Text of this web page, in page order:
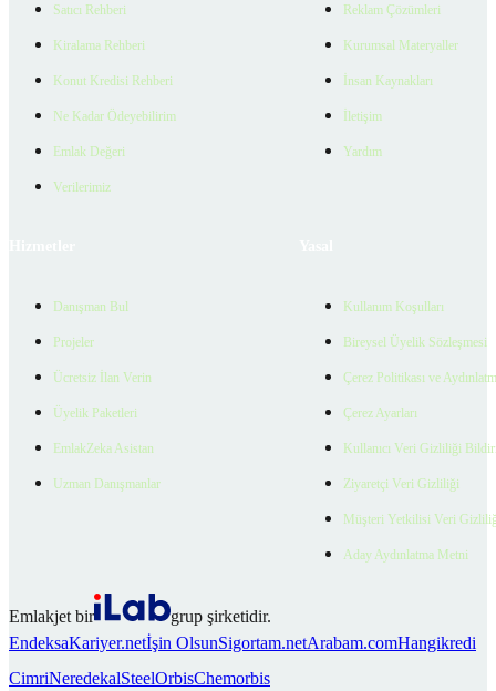
Satıcı Rehberi
Kiralama Rehberi
Konut Kredisi Rehberi
Ne Kadar Ödeyebilirim
Emlak Değeri
Verilerimiz
Reklam Çözümleri
Kurumsal Materyaller
İnsan Kaynakları
İletişim
Yardım
Danışman Bul
Projeler
Ücretsiz İlan Verin
Üyelik Paketleri
EmlakZeka Asistan
Uzman Danışmanlar
Kullanım Koşulları
Bireysel Üyelik Sözleşmesi
Çerez Politikası ve
Çerez Ayarları
Kullanıcı Veri Gizliliği
Ziyaretçi Veri Gizliliği
Müşteri Yetkilisi Veri
Aday Aydınlatma Metni
Emlakjet bir
grup şirketidir.
EndeksaKariyer.netİşin OlsunSigortam.netArabam.comHangikredi
CimriNeredekalSteelOrbisChemorbis